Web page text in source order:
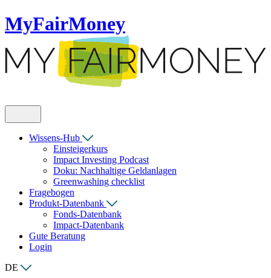
MyFairMoney
Wissens-Hub
Einsteigerkurs
Impact Investing Podcast
Doku: Nachhaltige Geldanlagen
Greenwashing checklist
Fragebogen
Produkt-Datenbank
Fonds-Datenbank
Impact-Datenbank
Gute Beratung
Login
DE